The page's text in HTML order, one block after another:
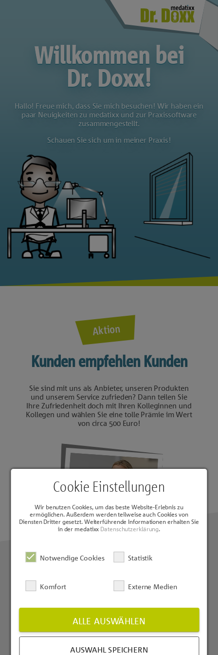
Willkommen bei
Dr. Doxx!
Hallo! Freue mich, dass Sie mich besuchen! Wir haben ein
paar Neuigkeiten zu medatixx und zur Praxissoftware
zusammengestellt.
Schauen Sie sich um in meiner Praxis!
Aktion
Kunden empfehlen Kunden
Sie sind mit uns als Anbieter, unseren Produkten
und unserem Service zufrieden? Dann teilen Sie
Ihre Zufriedenheit doch mit Ihren Kolleginnen und
Kollegen und wählen Sie eine tolle Prämie im Wert
von circa 500 Euro!
Mitmachen lohnt sich!
Aktion zu einem Softwarepflegevertrag für unsere
Programme medatixx oder psyx führt. Als Dankeschön
können Sie sich eine tolle Prämie auswählen:
Cookie Einstellungen
Wir benutzen Cookies, um das beste Website-Erlebnis zu
ermöglichen. Außerdem werden teilweise auch Cookies von
Diensten Dritter gesetzt. Weiterführende Informationen erhalten Sie
in der medatixx Datenschutzerklärung.
Notwendige Cookies Statistik
Komfort Externe Medien
ALLE AUSWÄHLEN
AUSWAHL SPEICHERN